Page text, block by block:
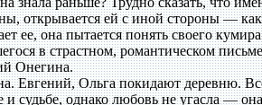
открывается ей с иной стороны — как
ее, она пытается понять своего
в страстном, романтическом
Онегина.
Евгений, Ольга покидают деревню.
и судьбе, однако любовь не угасла —